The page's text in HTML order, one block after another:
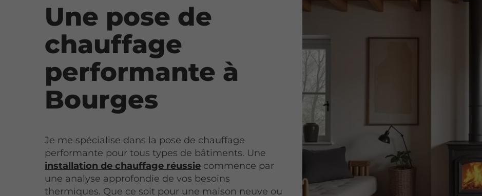
Une pose de
chauffage
performante à
Bourges
Je me spécialise dans la pose de chauffage
performante pour tous types de bâtiments. Une
installation de chauffage réussie commence par
une analyse approfondie de vos besoins
thermiques. Que ce soit pour une maison neuve ou